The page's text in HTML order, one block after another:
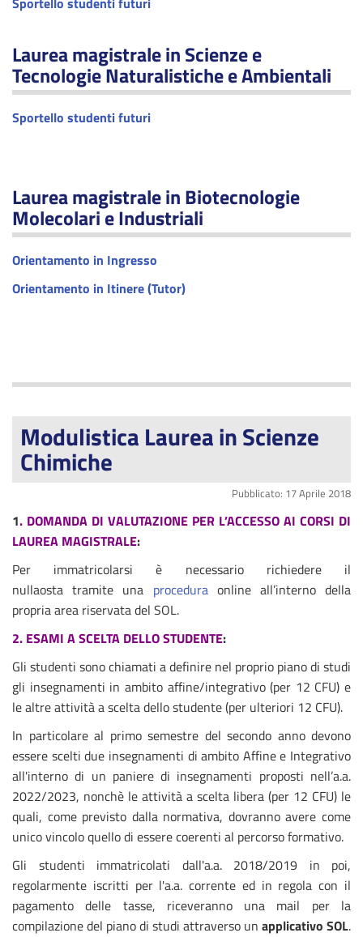
Laurea magistrale in Scienze e
Tecnologie Naturalistiche e Ambientali
Sportello studenti futuri
Laurea magistrale in Biotecnologie
Molecolari e Industriali
Orientamento in Ingresso
Orientamento in Itinere (Tutor)
Modulistica Laurea in Scienze
Chimiche
Pubblicato: 17 Aprile 2018
1. DOMANDA DI VALUTAZIONE PER L’ACCESSO AI CORSI DI
LAUREA MAGISTRALE:
Per immatricolarsi è necessario richiedere il
nullaosta tramite una proceduraonline all’interno della
propria area riservata del SOL.
2. ESAMI A SCELTA DELLO STUDENTE:
Gli studenti sono chiamati a definire nel proprio piano di studi
gli insegnamenti in ambito affine/integrativo (per 12 CFU) e
le altre attività a scelta dello studente (per ulteriori 12 CFU).
In particolare al primo semestre del secondo anno devono
essere scelti due insegnamenti di ambito Affine e Integrativo
all'interno di un paniere di insegnamenti proposti nell’a.a.
2022/2023, nonchè le attività a scelta libera (per 12 CFU) le
quali, come previsto dalla normativa, dovranno avere come
unico vincolo quello di essere coerenti al percorso formativo.
Gli studenti immatricolati dall'a.a. 2018/2019 in poi,
regolarmente iscritti per l'a.a. corrente ed in regola con il
pagamento delle tasse, riceveranno una mail per la
compilazione del piano di studi attraverso un applicativo SOL.